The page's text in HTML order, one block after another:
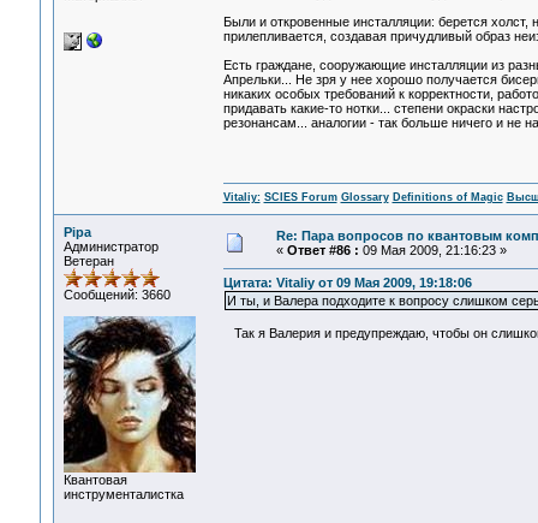
Были и откровенные инсталляции: берется холст,
прилепливается, создавая причудливый образ
Есть граждане, сооружающие инсталляции из
Апрельки... Не зря у нее хорошо получается
никаких особых требований к корректности,
придавать какие-то нотки... степени окраски
резонансам... аналогии - так больше ничего и не
Vitaliy: SCIES Forum Glossary Definitions of Magic
Pipa
Администратор
Ветеран
Сообщений: 3660
Квантовая
инструменталистка
Re: Пара вопросов по квантовым
« Ответ #86 : 09 Мая 2009, 21:16:23 »
Цитата: Vitaliy от 09 Мая 2009, 19:18:06
И ты, и Валера подходите к вопросу слишком
Так я Валерия и предупреждаю, чтобы он